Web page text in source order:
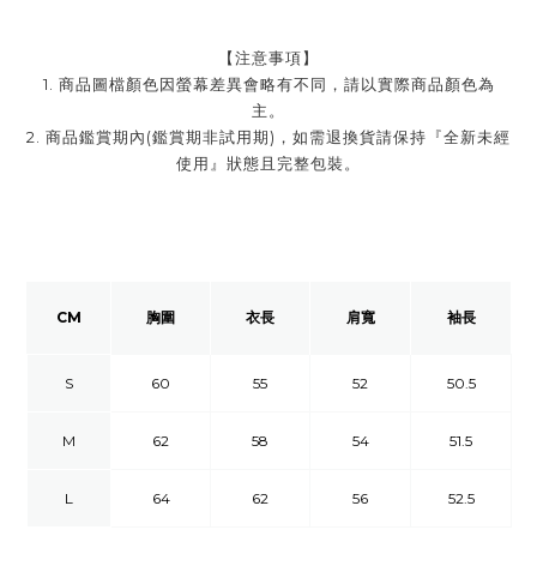
【注意事項】
1. 商品圖檔顏色因螢幕差異會略有不同，請以實際商品顏色為
主。
2. 商品鑑賞期內(鑑賞期非試用期)，如需退換貨請保持『全新未經
使用』狀態且完整包裝。
CM 胸圍 衣長 肩寬 袖長
S 60 55 52 50.5
M 62 58 54 51.5
L 64 62 56 52.5